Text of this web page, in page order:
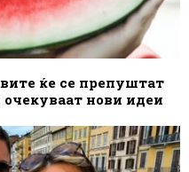
ќе се препуштат
нови идеи